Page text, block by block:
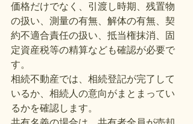
価格だけでなく、引渡し時期、残置物
の扱い、測量の有無、解体の有無、契
約不適合責任の扱い、抵当権抹消、固
定資産税等の精算なども確認が必要で
す。
相続不動産では、相続登記が完了して
いるか、相続人の意向がまとまってい
るかを確認します。